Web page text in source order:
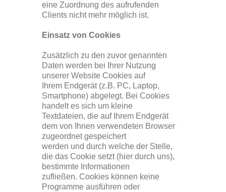
eine Zuordnung des aufrufenden
Clients nicht mehr möglich ist.
Einsatz von Cookies
Zusätzlich zu den zuvor genannten
Daten werden bei Ihrer Nutzung
unserer Website Cookies auf
Ihrem Endgerät (z.B. PC, Laptop,
Smartphone) abgelegt. Bei Cookies
handelt es sich um kleine
Textdateien, die auf Ihrem Endgerät
dem von Ihnen verwendeten Browser
zugeordnet gespeichert
werden und durch welche der Stelle,
die das Cookie setzt (hier durch uns),
bestimmte Informationen
zufließen. Cookies können keine
Programme ausführen oder